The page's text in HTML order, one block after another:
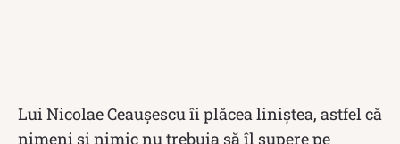
Lui Nicolae Ceaușescu îi plăcea liniștea, astfel că
nimeni și nimic nu trebuia să îl supere pe